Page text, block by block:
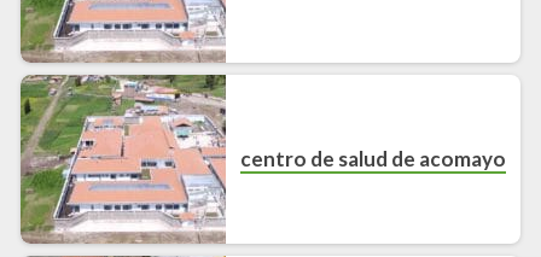
centro de salud de acomayo